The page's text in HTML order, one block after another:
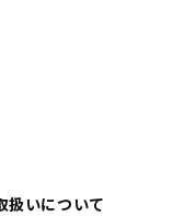
扱いについて